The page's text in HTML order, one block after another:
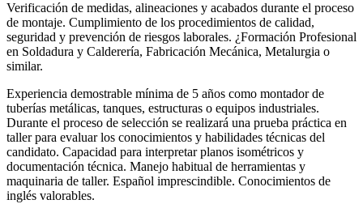
Verificación de medidas, alineaciones y acabados durante el proceso
de montaje. Cumplimiento de los procedimientos de calidad,
seguridad y prevención de riesgos laborales. ¿Formación Profesional
en Soldadura y Calderería, Fabricación Mecánica, Metalurgia o
similar.
Experiencia demostrable mínima de 5 años como montador de
tuberías metálicas, tanques, estructuras o equipos industriales.
Durante el proceso de selección se realizará una prueba práctica en
taller para evaluar los conocimientos y habilidades técnicas del
candidato. Capacidad para interpretar planos isométricos y
documentación técnica. Manejo habitual de herramientas y
maquinaria de taller. Español imprescindible. Conocimientos de
inglés valorables.